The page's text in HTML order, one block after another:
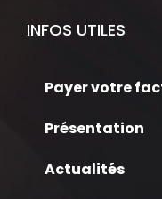
INFOS UTILES
Payer votre
Présentation
Actualités